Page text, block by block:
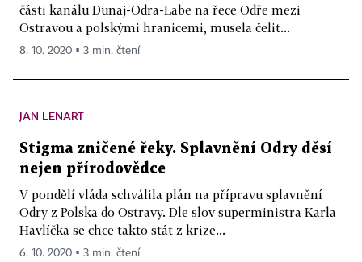
části kanálu Dunaj-Odra-Labe na řece Odře mezi
Ostravou a polskými hranicemi, musela čelit...
8. 10. 2020 ▪ 3 min. čtení
JAN LENART
Stigma zničené řeky. Splavnění Odry děsí
nejen přírodovědce
V pondělí vláda schválila plán na přípravu splavnění
Odry z Polska do Ostravy. Dle slov superministra Karla
Havlíčka se chce takto stát z krize...
6. 10. 2020 ▪ 3 min. čtení